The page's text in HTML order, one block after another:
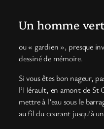
Un homme
ou « gardien », presque
dessiné de mémoire.
Si vous êtes bon nageur,
l’Hérault, en amont de St
mettre à l’eau sous le
au fil du courant jusqu’à